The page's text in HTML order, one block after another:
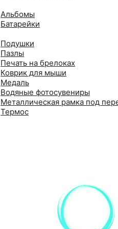
Альбомы
Батарейки
Подушки
Пазлы
Печать на брелоках
Коврик для мыши
Медаль
Водяные фотосувениры
Металлическая рамка под
Термос